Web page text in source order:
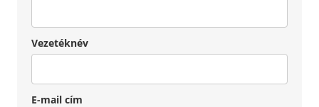
Vezetéknév
E-mail cím